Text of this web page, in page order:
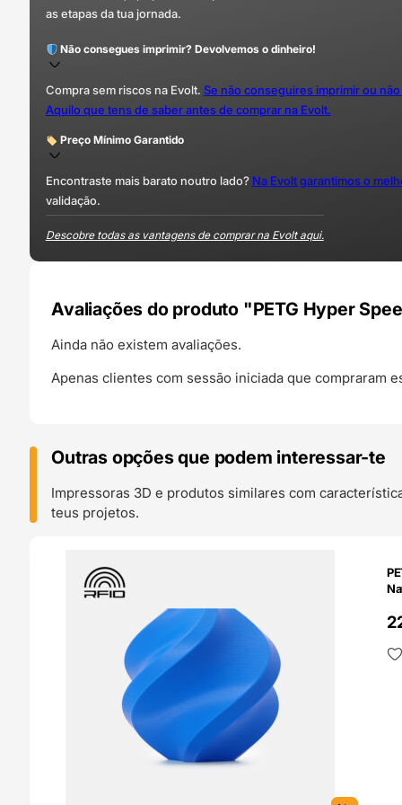
as etapas da tua jornada.
Não consegues imprimir? Devolvemos o dinheiro!
Compra sem riscos na Evolt. Se não conseguires imprimir ou
Aquilo que tens de saber antes de comprar na Evolt.
Preço Mínimo Garantido
Encontraste mais barato noutro lado? Na Evolt garantimos o
validação.
Descobre todas as vantagens de comprar na Evolt aqui.
Avaliações do produto "PETG Hyper
Ainda não existem avaliações.
Apenas clientes com sessão iniciada que compraram
Outras opções que podem interessar-te
Impressoras 3D e produtos similares com
teus projetos.